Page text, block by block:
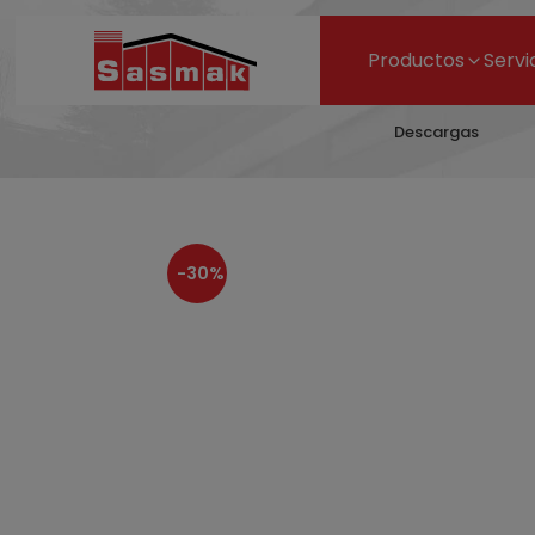
Productos
Descargas
-30%